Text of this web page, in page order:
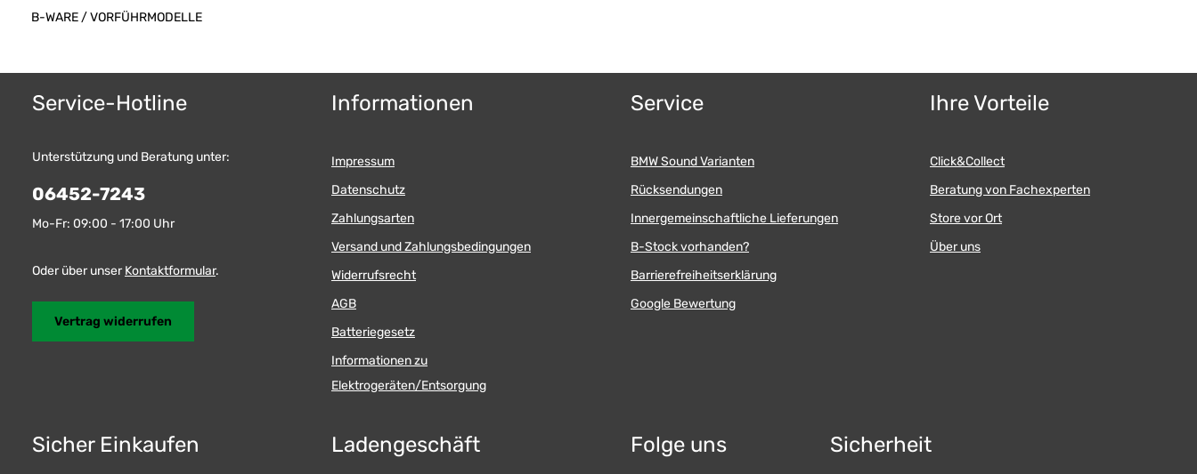
B-WARE / VORFÜHRMODELLE
Service-Hotline
Unterstützung und Beratung unter:
06452-7243
Mo-Fr: 09:00 - 17:00 Uhr
Oder über unserKontaktformular.
Vertrag widerrufen
Informationen
Impressum
Datenschutz
Zahlungsarten
Versand und Zahlungsbedingungen
Widerrufsrecht
AGB
Batteriegesetz
Informationen zu
Elektrogeräten/Entsorgung
Service
BMW Sound Varianten
Rücksendungen
Innergemeinschaftliche Lieferungen
B-Stock vorhanden?
Barrierefreiheitserklärung
Google Bewertung
Ihre Vorteile
Click&Collect
Beratung von Fachexperten
Store vor Ort
Über uns
Sicher Einkaufen Ladengeschäft Folge uns Sicherheit